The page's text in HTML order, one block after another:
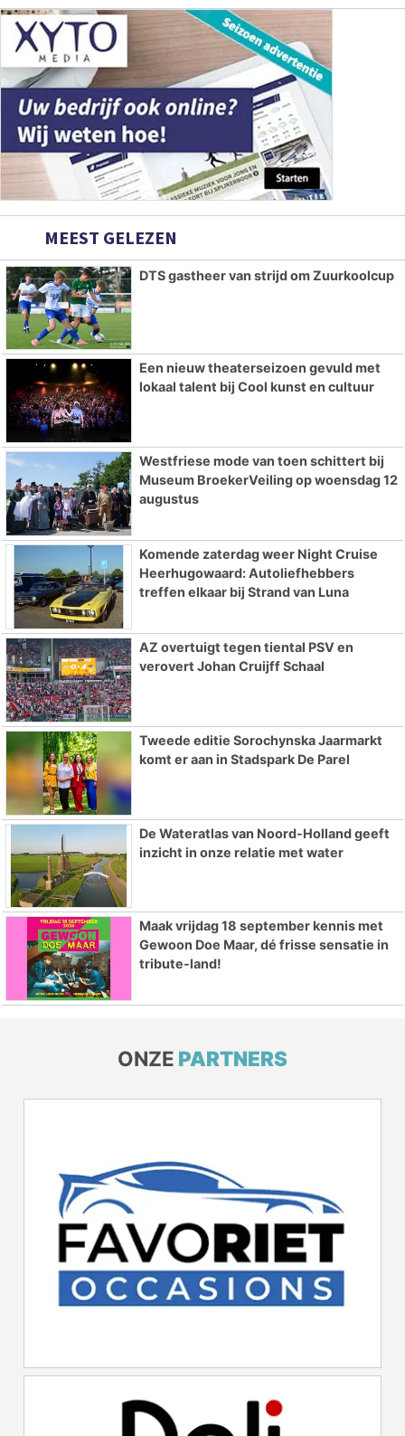
MEEST GELEZEN
DTS gastheer van strijd om Zuurkoolcup
Een nieuw theaterseizoen gevuld met
lokaal talent bij Cool kunst en cultuur
Westfriese mode van toen schittert bij
Museum BroekerVeiling op woensdag 12
augustus
Komende zaterdag weer Night Cruise
Heerhugowaard: Autoliefhebbers
treffen elkaar bij Strand van Luna
AZ overtuigt tegen tiental PSV en
verovert Johan Cruijff Schaal
Tweede editie Sorochynska Jaarmarkt
komt er aan in Stadspark De Parel
De Wateratlas van Noord-Holland geeft
inzicht in onze relatie met water
Maak vrijdag 18 september kennis met
Gewoon Doe Maar, dé frisse sensatie in
tribute-land!
ONZE PARTNERS